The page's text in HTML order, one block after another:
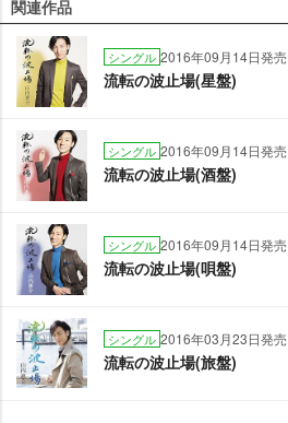
関連作品
シングル 2016年09月14日発売
流転の波止場(星盤)
シングル 2016年09月14日発売
流転の波止場(酒盤)
シングル 2016年09月14日発売
流転の波止場(唄盤)
シングル 2016年03月23日発売
流転の波止場(旅盤)